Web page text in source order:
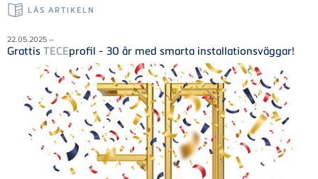
LÄS ARTIKELN
22.05.2025 –
Grattis TECEprofil - 30 år med smarta installationsväggar!